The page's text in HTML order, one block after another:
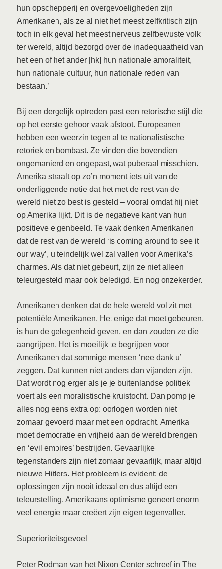
hun opschepperij en overgevoeligheden zijn
Amerikanen, als ze al niet het meest zelfkritisch zijn
toch in elk geval het meest nerveus zelfbewuste volk
ter wereld, altijd bezorgd over de inadequaatheid van
het een of het ander [hk] hun nationale amoraliteit,
hun nationale cultuur, hun nationale reden van
bestaan.’
Bij een dergelijk optreden past een retorische stijl die
op het eerste gehoor vaak afstoot. Europeanen
hebben een weerzin tegen al te nationalistische
retoriek en bombast. Ze vinden die bovendien
ongemanierd en ongepast, wat puberaal misschien.
Amerika straalt op zo’n moment iets uit van de
onderliggende notie dat het met de rest van de
wereld niet zo best is gesteld – vooral omdat hij niet
op Amerika lijkt. Dit is de negatieve kant van hun
positieve eigenbeeld. Te vaak denken Amerikanen
dat de rest van de wereld ‘is coming around to see it
our way’, uiteindelijk wel zal vallen voor Amerika’s
charmes. Als dat niet gebeurt, zijn ze niet alleen
teleurgesteld maar ook beledigd. En nog onzekerder.
Amerikanen denken dat de hele wereld vol zit met
potentiële Amerikanen. Het enige dat moet gebeuren,
is hun de gelegenheid geven, en dan zouden ze die
aangrijpen. Het is moeilijk te begrijpen voor
Amerikanen dat sommige mensen ‘nee dank u’
zeggen. Dat kunnen niet anders dan vijanden zijn.
Dat wordt nog erger als je je buitenlandse politiek
voert als een moralistische kruistocht. Dan pomp je
alles nog eens extra op: oorlogen worden niet
zomaar gevoerd maar met een opdracht. Amerika
moet democratie en vrijheid aan de wereld brengen
en ‘evil empires’ bestrijden. Gevaarlijke
tegenstanders zijn niet zomaar gevaarlijk, maar altijd
nieuwe Hitlers. Het probleem is evident: de
oplossingen zijn nooit ideaal en dus altijd een
teleurstelling. Amerikaans optimisme geneert enorm
veel energie maar creëert zijn eigen tegenvaller.
Superioriteitsgevoel
Peter Rodman van het Nixon Center schreef in The